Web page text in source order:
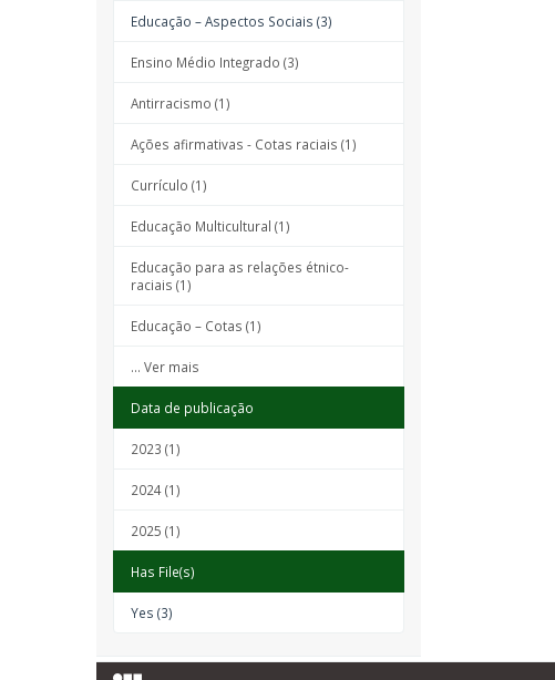
Educação – Aspectos Sociais (3)
Ensino Médio Integrado (3)
Antirracismo (1)
Ações afirmativas - Cotas raciais (1)
Currículo (1)
Educação Multicultural (1)
Educação para as relações étnico-
raciais (1)
Educação – Cotas (1)
... Ver mais
Data de publicação
2023 (1)
2024 (1)
2025 (1)
Has File(s)
Yes (3)